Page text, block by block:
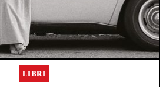
LIBRI